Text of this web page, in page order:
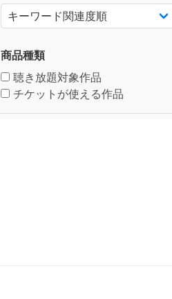
商品種類
聴き放題対象作品
チケットが使える作品